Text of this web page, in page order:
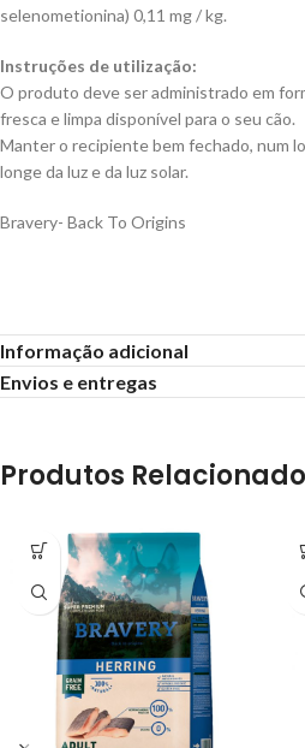
selenometionina) 0,11 mg / kg.
Instruções de utilização:
O produto deve ser administrado em
fresca e limpa disponível para o seu cão.
Manter o recipiente bem fechado, num
longe da luz e da luz solar.
Bravery- Back To Origins
Informação adicional
Envios e entregas
Produtos